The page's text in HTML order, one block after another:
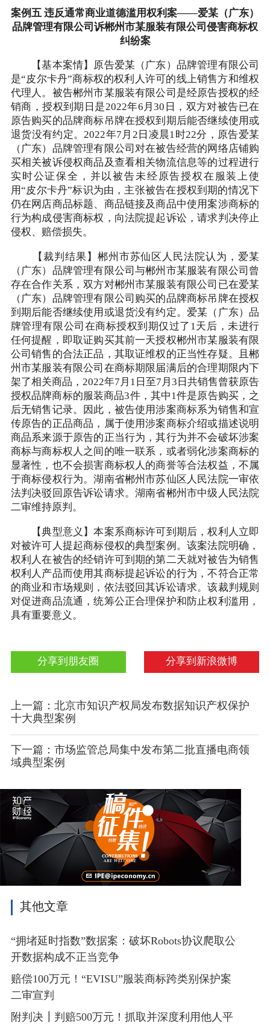
案例五 违反通常商业道德滥用权利案——爱某（广东）
品牌管理有限公司诉郴州市某服装有限公司侵害商标权
纠纷案
【基本案情】原告爱某（广东）品牌管理有限公司
是“皮尔卡丹”商标权的权利人许可的线上销售方和维权
代理人。被告郴州市某服装有限公司是经原告授权的经
销商，授权到期日是2022年6月30日，双方对被告已在
原告购买的品牌商标吊牌在授权到期后能否继续使用或
退货没有约定。2022年7月2日凌晨1时22分，原告爱某
（广东）品牌管理有限公司对在被告经营的网络店铺购
买相关被诉侵权商品及查看相关物流信息等的过程进行
实时公证保全，并以被告未经原告授权在服装上使
用“皮尔卡丹”标识为由，主张被告在授权到期的情况下
仍在网店商品标题、商品链接及商品中使用案涉商标的
行为构成侵害商标权，向法院提起诉讼，请求判决停止
侵权、赔偿损失。
【裁判结果】郴州市苏仙区人民法院认为，爱某
（广东）品牌管理有限公司与郴州市某服装有限公司曾
存在合作关系，双方对郴州市某服装有限公司已在爱某
（广东）品牌管理有限公司购买的品牌商标吊牌在授权
到期后能否继续使用或退货没有约定。爱某（广东）品
牌管理有限公司在商标授权到期仅过了1天后，未进行
任何提醒，即取证购买其前一天授权郴州市某服装有限
公司销售的合法正品，其取证维权的正当性存疑。且郴
州市某服装有限公司在商标期限届满后的合理期限内下
架了相关商品，2022年7月1日至7月3日共销售曾获原告
授权品牌商标的服装商品3件，其中1件是原告购买，之
后无销售记录。因此，被告使用涉案商标系为销售和宣
传原告的正品商品，属于使用涉案商标介绍或描述说明
商品系来源于原告的正当行为，其行为并不会破坏涉案
商标与商标权人之间的唯一联系，或者弱化涉案商标的
显著性，也不会损害商标权人的商誉等合法权益，不属
于商标侵权行为。湖南省郴州市苏仙区人民法院一审依
法判决驳回原告诉讼请求。湖南省郴州市中级人民法院
二审维持原判。
【典型意义】本案系商标许可到期后，权利人立即
对被许可人提起商标侵权的典型案例。该案法院明确，
权利人在被告的经销许可到期的第二天就对被告为销售
权利人产品而使用其商标提起诉讼的行为，不符合正常
的商业和市场规则，依法驳回其诉讼请求。该裁判规则
对促进商品流通，统筹公正合理保护和防止权利滥用，
具有重要意义。
分享到新浪微博
分享到朋友圈
上一篇：北京市知识产权局发布数据知识产权保护
十大典型案例
下一篇：市场监管总局集中发布第二批直播电商领
域典型案例
其他文章
“拥堵延时指数”数据案：破坏Robots协议爬取公
开数据构成不正当竞争
赔偿100万元！“EVISU”服装商标跨类别保护案
二审宣判
附判决┃判赔500万元！抓取并深度利用他人平